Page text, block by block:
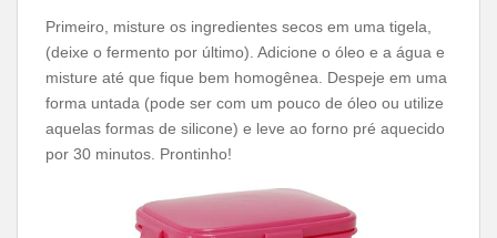
Primeiro, misture os ingredientes secos em uma tigela,
(deixe o fermento por último). Adicione o óleo e a água e
misture até que fique bem homogênea. Despeje em uma
forma untada (pode ser com um pouco de óleo ou utilize
aquelas formas de silicone) e leve ao forno pré aquecido
por 30 minutos. Prontinho!